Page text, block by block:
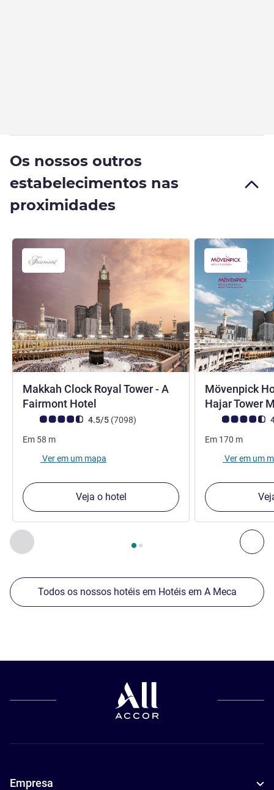
Os nossos outros
estabelecimentos nas
proximidades
Anterior - Os nossos outros estabelecimentos nas
Página , Os nossos outros estabelecimentos nas
Makkah Clock Royal Tower - A
Fairmont Hotel
Nota clientes Avis (Classificação ALL)
4.5/5 (7098comentários
)
Em 58 m
Ver em um mapa
Veja o hotel
Mövenpick
Hajar Tower
Nota clientes
Em 170 m
Ver em um
Todos os nossos hotéis em Hotéis em A Meca
Empresa